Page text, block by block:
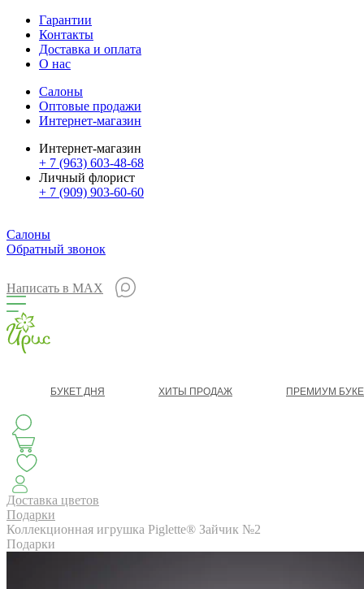
Гарантии
Контакты
Доставка и оплата
О нас
Салоны
Оптовые продажи
Интернет-магазин
Интернет-магазин
+ 7 (963) 603-48-68
Личный флорист
+ 7 (909) 903-60-60
Салоны
Обратный звонок
Написать в MAX
БУКЕТ ДНЯ ХИТЫ ПРОДАЖ ПРЕМИУМ
АВТОРСКИЕ БУКЕТЫ
Доставка цветов
Подарки
Коллекционная игрушка Piglette® Зайчик №2
Подарки